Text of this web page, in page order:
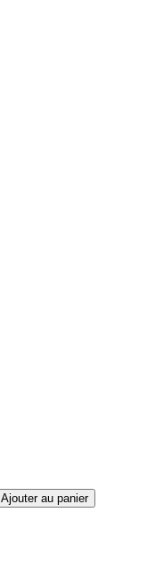
Ajouter au panier